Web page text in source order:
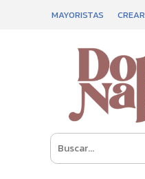
MAYORISTAS